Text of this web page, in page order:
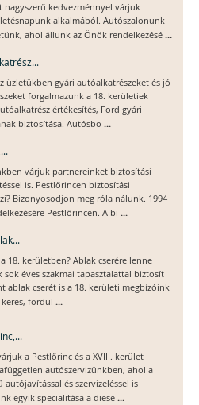
nagyszerű kedvezménnyel várjuk
alkalmából. Autószalonunk
ahol állunk az Önök rendelkezésé ...
üzletükben gyári autóalkatrészeket és jó
forgalmazunk a 18. kerületiek
értékesítés, Ford gyári
biztosítása. Autósbo ...
várjuk partnereinket biztosítási
is. Pestlőrincen biztosítási
Bizonyosodjon meg róla nálunk. 1994
Pestlőrincen. A bi ...
18. kerületben? Ablak cserére lenne
sok éves szakmai tapasztalattal biztosít
ablak cserét is a 18. kerületi megbízóink
keres, fordul ...
a Pestlőrinc és a XVIII. kerület
autószervizünkben, ahol a
és szervizeléssel is
egyik specialitása a diese ...